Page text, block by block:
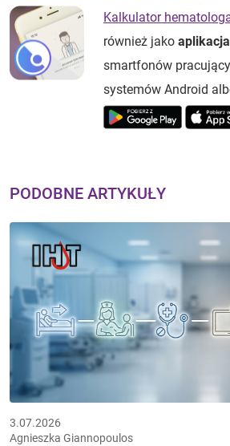
Kalkulator
również jako
smartfonów
systemów Android
PODOBNE ARTYKUŁY
3.07.2026
Agnieszka Giannopoulos